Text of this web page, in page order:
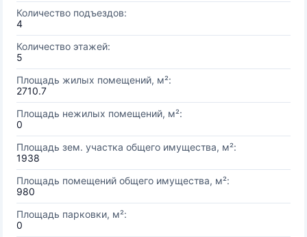
Количество подъездов:
4
Количество этажей:
5
Площадь жилых помещений, м²:
2710.7
Площадь нежилых помещений, м²:
0
Площадь зем. участка общего имущества, м²:
1938
Площадь помещений общего имущества, м²:
980
Площадь парковки, м²:
0